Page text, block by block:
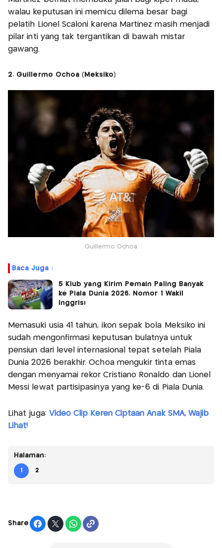
walau keputusan ini memicu dilema besar bagi
pelatih Lionel Scaloni karena Martinez masih menjadi
pilar inti yang tak tergantikan di bawah mistar
gawang.
2. Guillermo Ochoa (Meksiko)
Guillermo Ochoa
Baca Juga :
5 Klub yang Kirim Pemain Paling Banyak
ke Piala Dunia 2026, Nomor 1 Wakil
Inggris!
Memasuki usia 41 tahun, ikon sepak bola Meksiko ini
sudah mengonfirmasi keputusan bulatnya untuk
pensiun dari level internasional tepat setelah Piala
Dunia 2026 berakhir. Ochoa mengukir tinta emas
dengan menyamai rekor Cristiano Ronaldo dan Lionel
Messi lewat partisipasinya yang ke-6 di Piala Dunia.
Lihat juga: Video Clip Keren Ciptaan Anak SMA, Wajib
Lihat!
Halaman:
1 2
Share